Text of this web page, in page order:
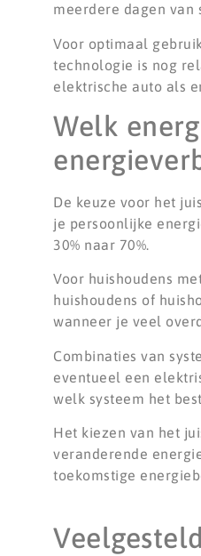
meerdere dagen van
Voor optimaal
technologie is nog
elektrische auto als
Welk
De keuze voor het
je persoonlijke
30% naar 70%.
Voor huishoudens
huishoudens of
wanneer je veel
Combinaties van
eventueel een
welk systeem het
Het kiezen van het
veranderende
toekomstige